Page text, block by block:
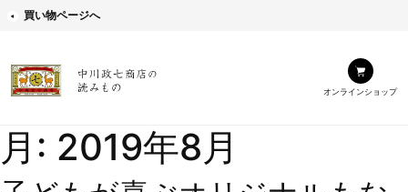
買い物ページへ
オンラインショップ
月: 2019年8月